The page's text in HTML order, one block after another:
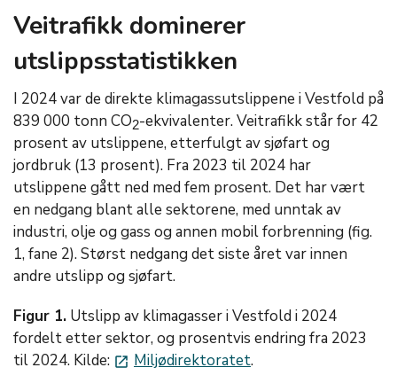
Veitrafikk dominerer
utslippsstatistikken
I 2024 var de direkte klimagassutslippene i Vestfold på
839 000 tonn CO2-ekvivalenter. Veitrafikk står for 42
prosent av utslippene, etterfulgt av sjøfart og
jordbruk (13 prosent). Fra 2023 til 2024 har
utslippene gått ned med fem prosent. Det har vært
en nedgang blant alle sektorene, med unntak av
industri, olje og gass og annen mobil forbrenning (fig.
1, fane 2). Størst nedgang det siste året var innen
andre utslipp og sjøfart.
Figur 1. Utslipp av klimagasser i Vestfold i 2024
fordelt etter sektor, og prosentvis endring fra 2023
til 2024. Kilde: launch Miljødirektoratet.